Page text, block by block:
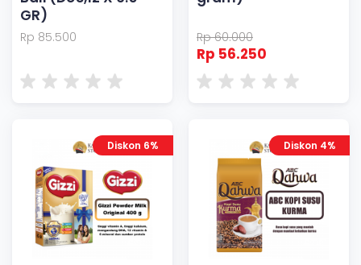
GR)
Rp 85.500 Rp 60.000
Rp 56.250
Diskon 6% Diskon 4%